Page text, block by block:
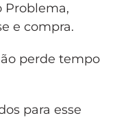
Problema,
e compra.
perde tempo
para esse